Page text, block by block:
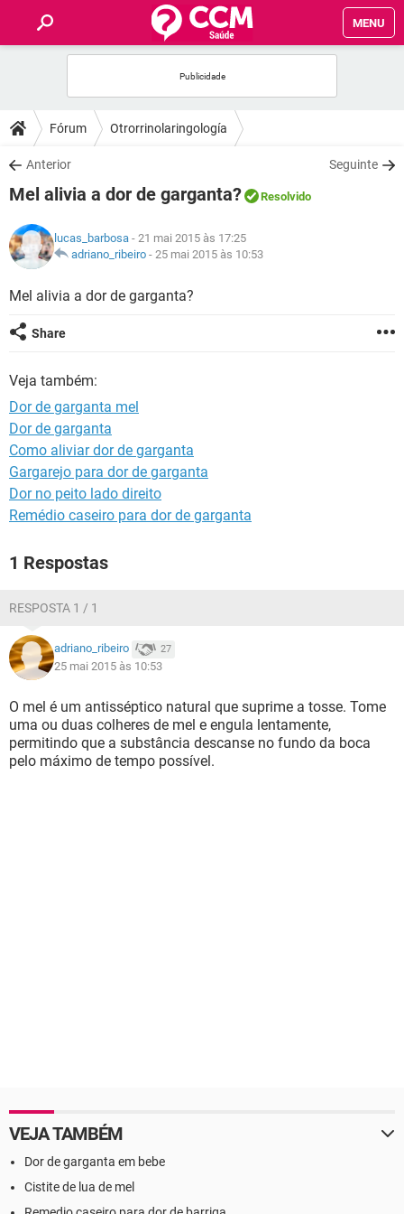
MENU
FÓRUM
SAÚDE
NUTRIÇÃO
BEM-ESTAR
SEXUALIDADE
GLOSSÁRIO
Fórum Otrorrinolaringología
Anterior Seguinte
Mel alivia a dor de garganta? Resolvido
lucas_barbosa - 21 mai 2015 às 17:25
adriano_ribeiro - 25 mai 2015 às 10:53
Mel alivia a dor de garganta?
Share
Veja também:
Dor de garganta mel
Dor de garganta
Como aliviar dor de garganta
Gargarejo para dor de garganta
Dor no peito lado direito
Remédio caseiro para dor de garganta
1 Respostas
RESPOSTA 1 / 1
adriano_ribeiro 27
25 mai 2015 às 10:53
O mel é um antisséptico natural que suprime a tosse. Tome
uma ou duas colheres de mel e engula lentamente,
permitindo que a substância descanse no fundo da boca
pelo máximo de tempo possível.
VEJA TAMBÉM
Dor de garganta em bebe
Cistite de lua de mel